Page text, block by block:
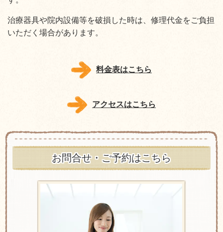
治療器具や院内設備等を破損した時は、修理代金をご負担
いただく場合があります。
料金表はこちら
アクセスはこちら
お問合せ・ご予約はこちら